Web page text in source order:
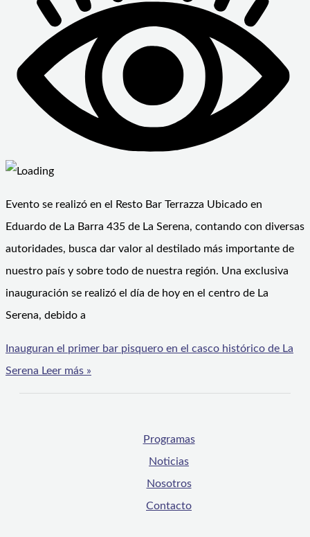
Evento se realizó en el Resto Bar Terrazza Ubicado en
Eduardo de La Barra 435 de La Serena, contando con diversas
autoridades, busca dar valor al destilado más importante de
nuestro país y sobre todo de nuestra región. Una exclusiva
inauguración se realizó el día de hoy en el centro de La
Serena, debido a
Inauguran el primer bar pisquero en el casco histórico de La
Serena Leer más »
Programas
Noticias
Nosotros
Contacto